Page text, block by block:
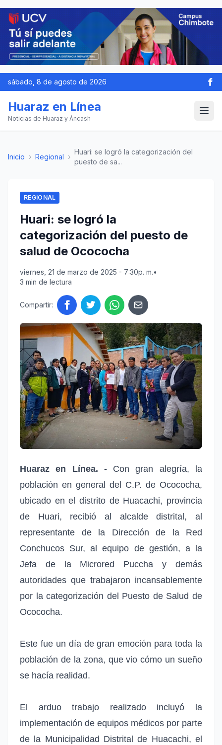
sábado, 8 de agosto de 2026
Huaraz en Línea
Noticias de Huaraz y Áncash
Inicio › Regional ›
Huari: se logró la categorización del
puesto de sa...
REGIONAL
Huari: se logró la
categorización del puesto de
salud de Ocococha
viernes, 21 de marzo de 2025 - 7:30p. m.•
3 min de lectura
Compartir:
Huaraz en Línea. - Con gran alegría, la
población en general del C.P. de Ocococha,
ubicado en el distrito de Huacachi, provincia
de Huari, recibió al alcalde distrital, al
representante de la Dirección de la Red
Conchucos Sur, al equipo de gestión, a la
Jefa de la Microred Puccha y demás
autoridades que trabajaron incansablemente
por la categorización del Puesto de Salud de
Ocococha.
Este fue un día de gran emoción para toda la
población de la zona, que vio cómo un sueño
se hacía realidad.
El arduo trabajo realizado incluyó la
implementación de equipos médicos por parte
de la Municipalidad Distrital de Huacachi, el